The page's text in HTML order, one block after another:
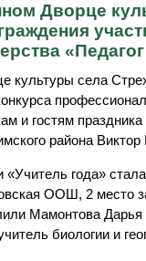
Дворце
культуры села
и гостям
района
«Учитель года»
ООШ, 2 место
Мамонтова
биологии и